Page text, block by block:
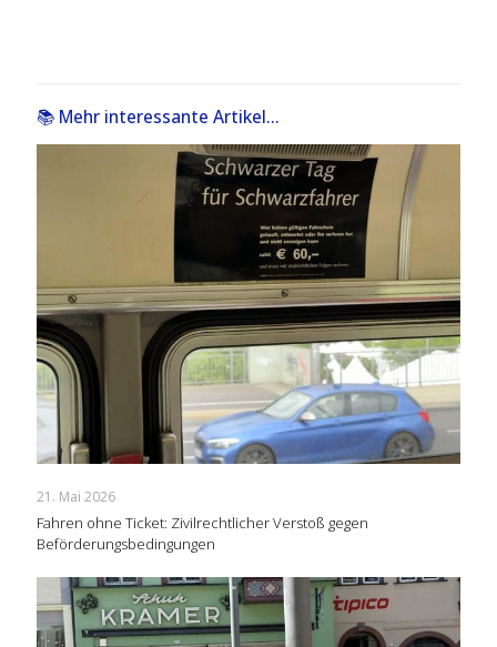
📚 Mehr interessante Artikel...
21. Mai 2026
Fahren ohne Ticket: Zivilrechtlicher Verstoß gegen
Beförderungsbedingungen